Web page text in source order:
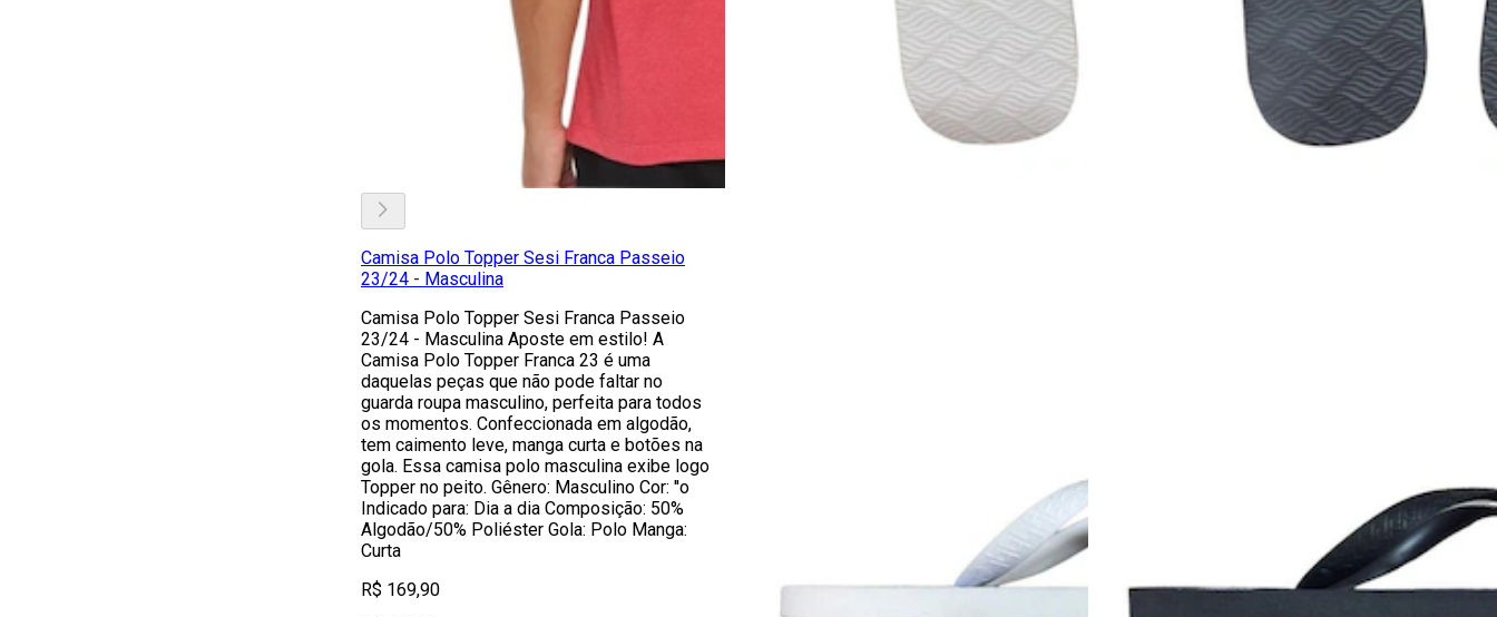
Camisa Polo Topper Sesi Franca Passeio
23/24 - Masculina
Camisa Polo Topper Sesi Franca Passeio
23/24 - Masculina Aposte em estilo! A
Camisa Polo Topper Franca 23 é uma
daquelas peças que não pode faltar no
guarda roupa masculino, perfeita para todos
os momentos. Confeccionada em algodão,
tem caimento leve, manga curta e botões na
gola. Essa camisa polo masculina exibe logo
Topper no peito. Gênero: Masculino Cor: ''o
Indicado para: Dia a dia Composição: 50%
Algodão/50% Poliéster Gola: Polo Manga:
Curta
R$ 169,90